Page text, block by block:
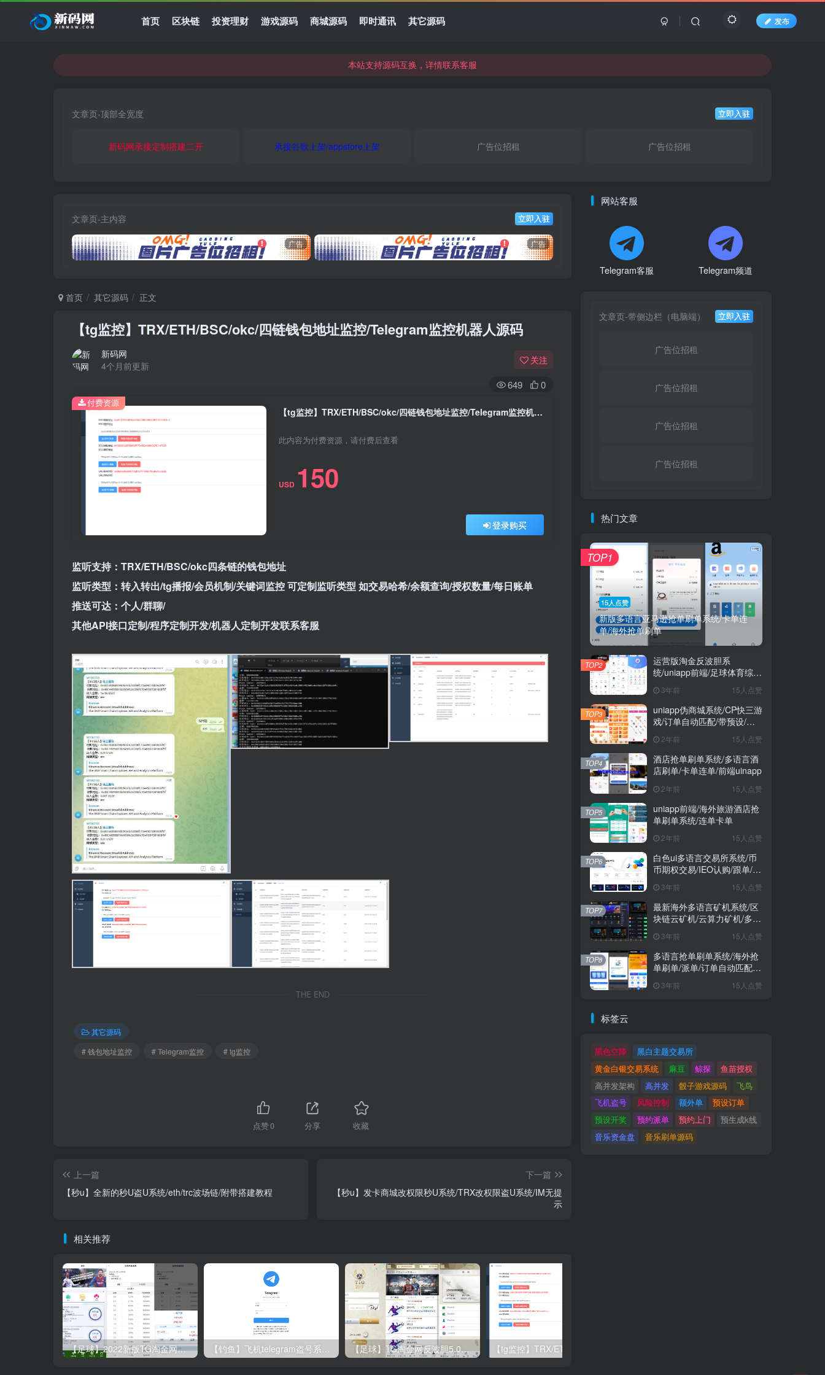
首页 区块链 投资理财 游戏源码 商城源码 即时通讯 其它源码 发布
本站支持源码互换，详情联系客服
本站支持源码互换，详情联系客服
文章页-顶部全宽度 立即入驻
新码网承接定制搭建二开 承接谷歌上架/appstore上架 广告位招租 广告位招租
文章页-主内容 立即入驻
广告 广告
首页 其它源码 正文
【tg监控】TRX/ETH/BSC/okc/四链钱包地址监控/Telegram监控机器人源码
新码网
4个月前更新
关注
649 0
【tg监控】TRX/ETH/BSC/okc/四链钱包地址监控/Telegram监控机器人源码
此内容为付费资源，请付费后查看
USD 150
登录购买
付费资源
监听支持：TRX/ETH/BSC/okc四条链的钱包地址
监听类型：转入转出/tg播报/会员机制/关键词监控 可定制监听类型 如交易哈希/余额查询/授权数量/每日账单
推送可达：个人/群聊/
其他API接口定制/程序定制开发/机器人定制开发联系客服
THE END
其它源码
# 钱包地址监控
# Telegram监控 # tg监控
点赞0 分享 收藏
上一篇
【秒u】全新的秒U盗U系统/eth/trc波场链/附带搭建教程
下一篇
【秒u】发卡商城改权限秒U系统/TRX改权限盗U系统/IM无提
示
相关推荐
【足球】2022新版TG淘金网反波胆系统/usdt充值/双语言球盘/下注系统 【钓鱼】飞机telegram盗号系统/telegram网页盗号源码/飞机电报盗号源码 【足球】TG淘金网反波胆5.02版本系统源码
网站客服
Telegram客服 Telegram频道
文章页-带侧边栏（电脑端） 立即入驻
广告位招租
广告位招租
广告位招租
广告位招租
热门文章
15人点赞
新版多语言亚马逊抢单刷单系统/卡单连
单/海外抢单刷单
TOP1
运营版淘金反波胆系
统/uniapp前端/足球体育综合
娱乐系统/全自动采集
3年前 15人点赞
TOP2
uniapp伪商城系统/CP快三游
戏/订单自动匹配/带预设/代
理后台
2年前 15人点赞
TOP3
酒店抢单刷单系统/多语言酒
店刷单/卡单连单/前端uinapp
2年前 15人点赞
TOP4
uniapp前端/海外旅游酒店抢
单刷单系统/连单卡单
2年前 15人点赞
TOP5
白色ui多语言交易所系统/币
币期权交易/IEO认购/跟单/锁
3年前 15人点赞
TOP6
最新海外多语言矿机系统/区
块链云矿机/云算力矿机/多级
3年前 15人点赞
TOP7
多语言抢单刷单系统/海外抢
单刷单/派单/订单自动匹配/
3年前 15人点赞
TOP8
标签云
黑色空降
黑白主题交易所
黄金白银交易系统
麻豆 鲸探
鱼苗授权
高并发架构
高并发 骰子游戏源码
飞鸟
飞机盗号
风险控制 额外单
预设订单
预设开奖
预约派单 预约上门
预生成k线
音乐资金盘
音乐刷单源码